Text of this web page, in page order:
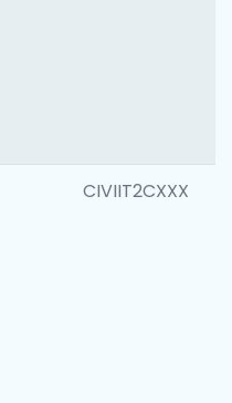
CIVIIT2CXXX